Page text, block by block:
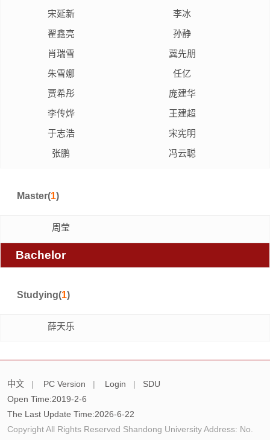
宋延新
李冰
翟鑫亮
孙静
肖瑞雪
冀先朋
朱雪娜
任亿
贾希彤
庞建华
李传烨
王建超
于志浩
宋宪明
张鹏
冯云聪
Master(1)
周莹
Bachelor
Studying(1)
薛天乐
中文 | PC Version | Login |
SDU
Open Time:2019-2-6
The Last Update Time:2026-6-22
Copyright All Rights Reserved Shandong University Address: No.